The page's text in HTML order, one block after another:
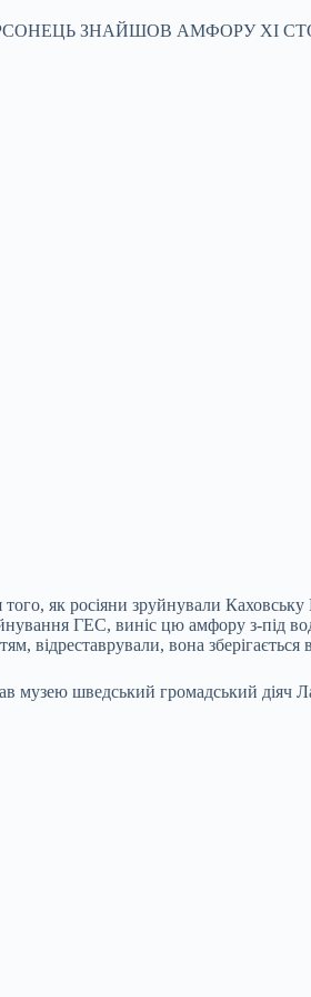
ЗНАЙШОВ АМФОРУ XI
як росіяни зруйнували
ГЕС, виніс цю амфору з-під
вона зберігається
музею шведський громадський